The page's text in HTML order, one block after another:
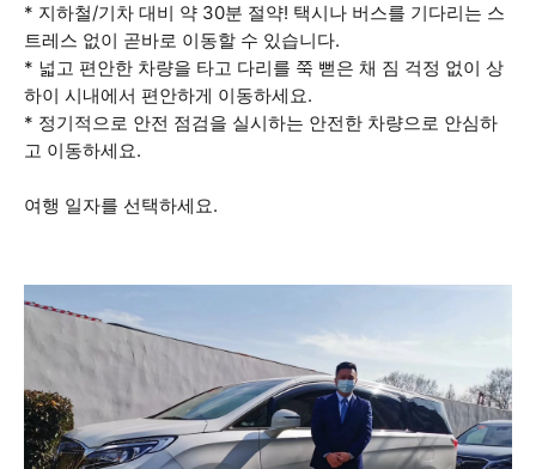
* 지하철/기차 대비 약 30분 절약! 택시나 버스를 기다리는 스
트레스 없이 곧바로 이동할 수 있습니다.
* 넓고 편안한 차량을 타고 다리를 쭉 뻗은 채 짐 걱정 없이 상
하이 시내에서 편안하게 이동하세요.
* 정기적으로 안전 점검을 실시하는 안전한 차량으로 안심하
고 이동하세요.
여행 일자를 선택하세요.